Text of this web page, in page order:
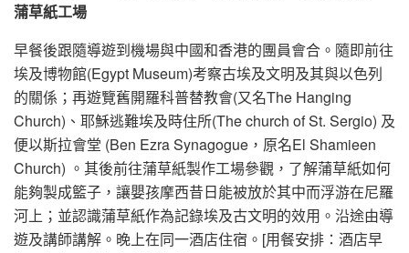
蒲草紙工場
早餐後跟隨導遊到機場與中國和香港的團員會合。隨即前往
埃及博物館(Egypt Museum)考察古埃及文明及其與以色列
的關係；再遊覽舊開羅科普替教會(又名The Hanging
Church)、耶穌逃難埃及時住所(The church of St. Sergio) 及
便以斯拉會堂 (Ben Ezra Synagogue，原名El Shamieen
Church) 。其後前往蒲草紙製作工場參觀，了解蒲草紙如何
能夠製成籃子，讓嬰孩摩西昔日能被放於其中而浮游在尼羅
河上；並認識蒲草紙作為記錄埃及古文明的效用。沿途由導
遊及講師講解。晚上在同一酒店住宿。[用餐安排：酒店早